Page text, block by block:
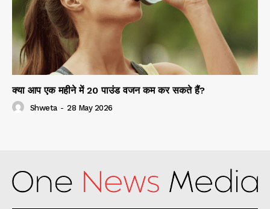
क्या आप एक महीने में 20 पाउंड वजन कम कर सकते हैं?
Shweta - 28 May 2026